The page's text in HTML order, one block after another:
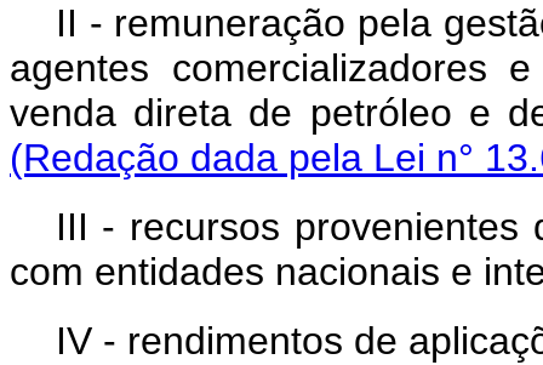
II - remuneração pela
agentes comercializadores
venda direta de
(Redação dada pela Lei n°
III - recursos provenientes
com entidades nacionais e
IV - rendimentos de